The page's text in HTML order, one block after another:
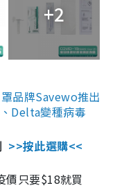
+2
品牌Savewo推出
Delta變種病毒
>>按此選購<<
價只要$18就買